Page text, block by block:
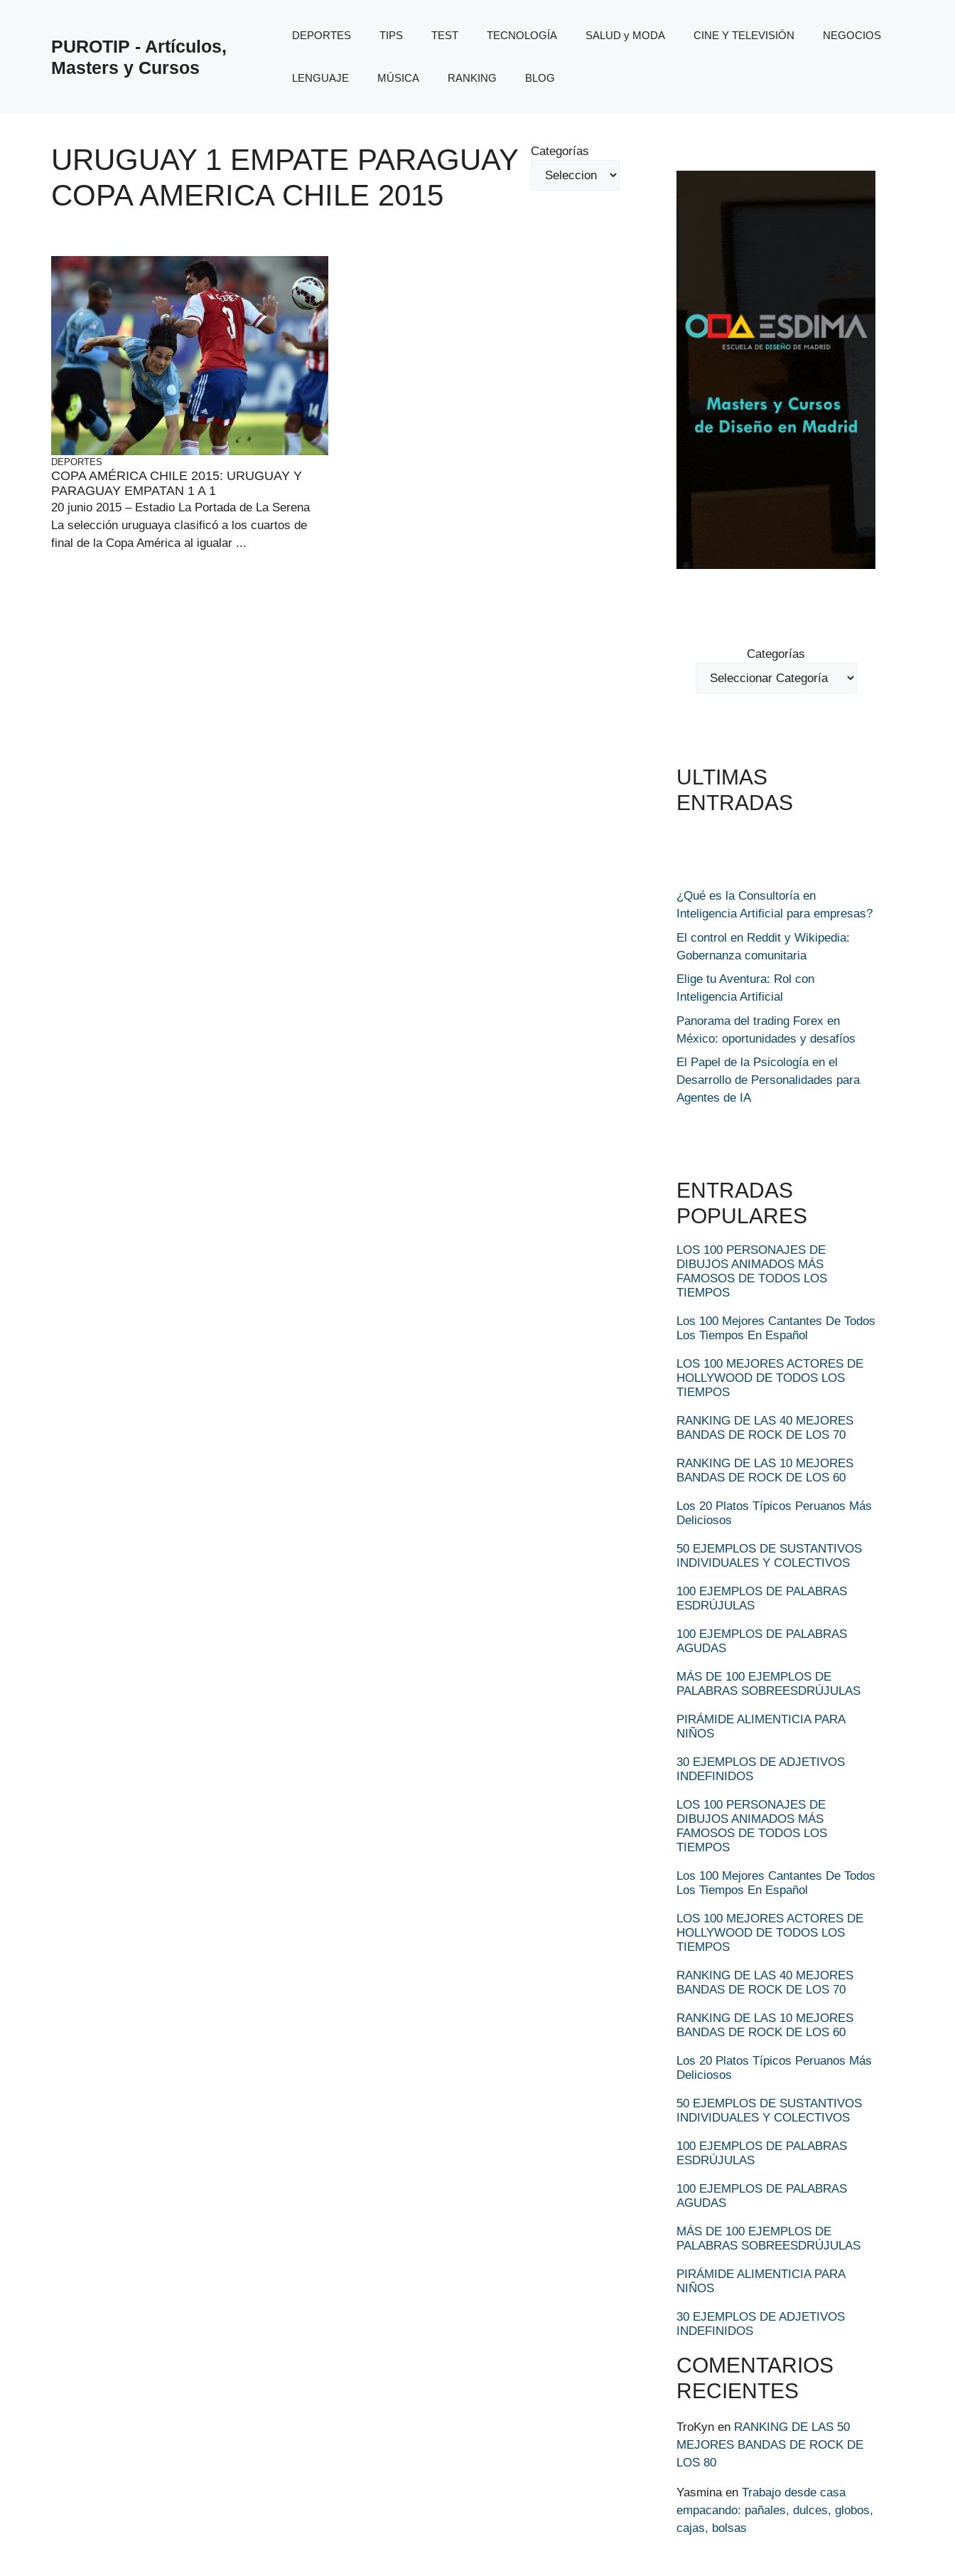
PUROTIP - Artículos,
Masters y Cursos
DEPORTES TIPS TEST TECNOLOGÍA SALUD y MODA CINE Y TELEVISIÓN NEGOCIOS
LENGUAJE MÚSICA RANKING BLOG
URUGUAY 1 EMPATE PARAGUAY
COPA AMERICA CHILE 2015
Categorías
DEPORTES
COPA AMÉRICA CHILE 2015: URUGUAY Y
PARAGUAY EMPATAN 1 A 1
20 junio 2015 – Estadio La Portada de La Serena
La selección uruguaya clasificó a los cuartos de
final de la Copa América al igualar ...
Categorías
ULTIMAS
ENTRADAS
¿Qué es la Consultoría en
Inteligencia Artificial para empresas?
El control en Reddit y Wikipedia:
Gobernanza comunitaria
Elige tu Aventura: Rol con
Inteligencia Artificial
Panorama del trading Forex en
México: oportunidades y desafíos
El Papel de la Psicología en el
Desarrollo de Personalidades para
Agentes de IA
ENTRADAS
POPULARES
LOS 100 PERSONAJES DE
DIBUJOS ANIMADOS MÁS
FAMOSOS DE TODOS LOS
TIEMPOS
Los 100 Mejores Cantantes De Todos
Los Tiempos En Español
LOS 100 MEJORES ACTORES DE
HOLLYWOOD DE TODOS LOS
TIEMPOS
RANKING DE LAS 40 MEJORES
BANDAS DE ROCK DE LOS 70
RANKING DE LAS 10 MEJORES
BANDAS DE ROCK DE LOS 60
Los 20 Platos Típicos Peruanos Más
Deliciosos
50 EJEMPLOS DE SUSTANTIVOS
INDIVIDUALES Y COLECTIVOS
100 EJEMPLOS DE PALABRAS
ESDRÚJULAS
100 EJEMPLOS DE PALABRAS
AGUDAS
MÁS DE 100 EJEMPLOS DE
PALABRAS SOBREESDRÚJULAS
PIRÁMIDE ALIMENTICIA PARA
NIÑOS
30 EJEMPLOS DE ADJETIVOS
INDEFINIDOS
LOS 100 PERSONAJES DE
DIBUJOS ANIMADOS MÁS
FAMOSOS DE TODOS LOS
TIEMPOS
Los 100 Mejores Cantantes De Todos
Los Tiempos En Español
LOS 100 MEJORES ACTORES DE
HOLLYWOOD DE TODOS LOS
TIEMPOS
RANKING DE LAS 40 MEJORES
BANDAS DE ROCK DE LOS 70
RANKING DE LAS 10 MEJORES
BANDAS DE ROCK DE LOS 60
Los 20 Platos Típicos Peruanos Más
Deliciosos
50 EJEMPLOS DE SUSTANTIVOS
INDIVIDUALES Y COLECTIVOS
100 EJEMPLOS DE PALABRAS
ESDRÚJULAS
100 EJEMPLOS DE PALABRAS
AGUDAS
MÁS DE 100 EJEMPLOS DE
PALABRAS SOBREESDRÚJULAS
PIRÁMIDE ALIMENTICIA PARA
NIÑOS
30 EJEMPLOS DE ADJETIVOS
INDEFINIDOS
COMENTARIOS
RECIENTES
TroKyn en RANKING DE LAS 50
MEJORES BANDAS DE ROCK DE
LOS 80
Yasminaen Trabajo desde casa
empacando: pañales, dulces, globos,
cajas, bolsas